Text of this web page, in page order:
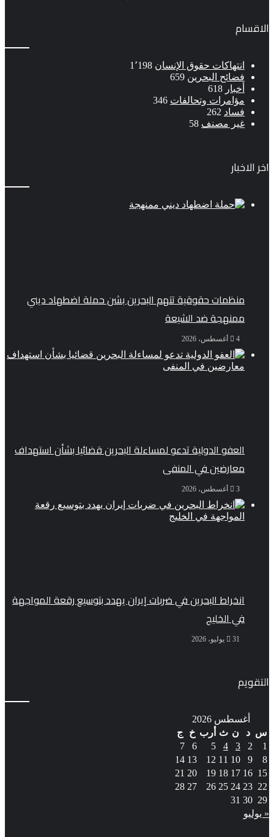
الاقسام
انتهاكات حقوق الإنسان 1٬198
فضائح البحرين 659
أخبار 618
مؤامرات وتحالفات 346
فساد 262
غير مصنف 58
اخر الاخبار
منظمات حقوقية تتهم البحرين بشن حملة اضطهاد ديني
ممنهجة ضد الشيعة
4 أغسطس، 2026
العفو الدولية تدعو لمساءلة البحرين قضائيا بشأن استهداف
معارضين في المنفى
3 أغسطس، 2026
انخراط البحرين في ضربات إيران يهدد بتوسيع رقعة المواجهة
في الخليج
31 يوليو، 2026
التقويم
أغسطس 2026
س د ن ث أرب خ
ج
1
2
3
4
5
6
7
8
9
10
11
12
13
14
15
16
17
18
19
20
21
22
23
24
25
26
27
28
29
30
31
« يوليو